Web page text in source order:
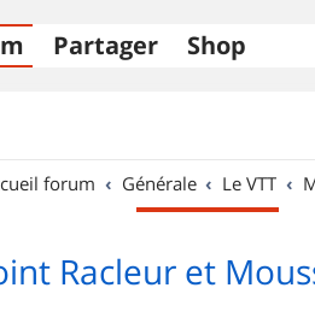
Partager Shop
forum Générale Le VTT
Racleur et